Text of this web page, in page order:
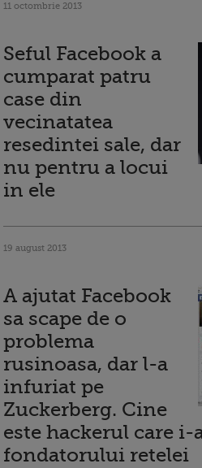
11 octombrie 2013
Seful Facebook a
cumparat patru
case din
vecinatatea
resedintei sale, dar
nu pentru a locui
in ele
19 august 2013
A ajutat Facebook
sa scape de o
problema
rusinoasa, dar l-a
infuriat pe
Zuckerberg. Cine
este hackerul care
fondatorului retelei